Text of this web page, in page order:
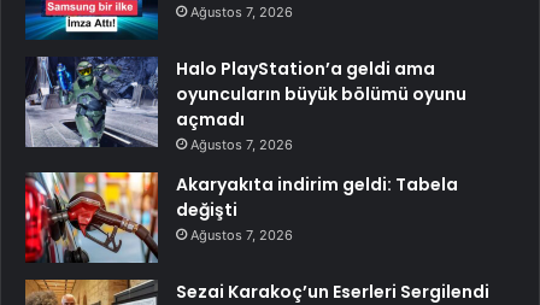
Ağustos 7, 2026
Halo PlayStation’a geldi ama
oyuncuların büyük bölümü oyunu
açmadı
Ağustos 7, 2026
Akaryakıta indirim geldi: Tabela
değişti
Ağustos 7, 2026
Sezai Karakoç’un Eserleri Sergilendi